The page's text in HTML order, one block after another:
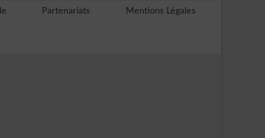
Partenariats Mentions Légales